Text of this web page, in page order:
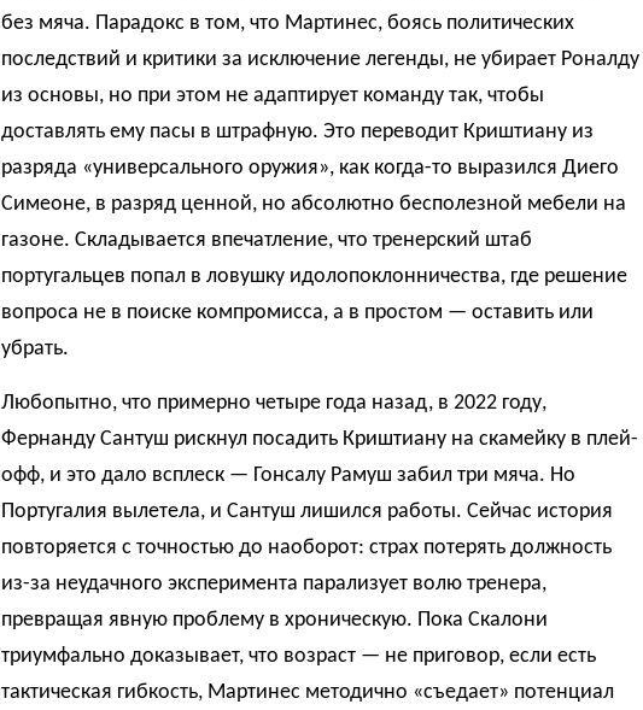
без мяча. Парадокс в том, что Мартинес, боясь политических
последствий и критики за исключение легенды, не убирает Роналду
из основы, но при этом не адаптирует команду так, чтобы
доставлять ему пасы в штрафную. Это переводит Криштиану из
разряда «универсального оружия», как когда-то выразился Диего
Симеоне, в разряд ценной, но абсолютно бесполезной мебели на
газоне. Складывается впечатление, что тренерский штаб
португальцев попал в ловушку идолопоклонничества, где решение
вопроса не в поиске компромисса, а в простом — оставить или
убрать.
Любопытно, что примерно четыре года назад, в 2022 году,
Фернанду Сантуш рискнул посадить Криштиану на скамейку в плей-
офф, и это дало всплеск — Гонсалу Рамуш забил три мяча. Но
Португалия вылетела, и Сантуш лишился работы. Сейчас история
повторяется с точностью до наоборот: страх потерять должность
из-за неудачного эксперимента парализует волю тренера,
превращая явную проблему в хроническую. Пока Скалони
триумфально доказывает, что возраст — не приговор, если есть
тактическая гибкость, Мартинес методично «съедает» потенциал